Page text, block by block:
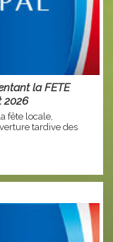
la FETE
2026
fête locale,
tardive des